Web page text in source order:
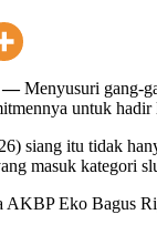
—Menyusuri gang-
untuk
siang itu tidak
masuk kategori
Eko Bagus